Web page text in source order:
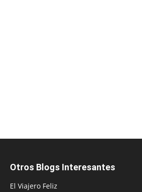
Otros Blogs Interesantes
El Viajero Feliz